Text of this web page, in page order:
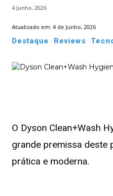
4 Junho, 2026
Atualizado em: 4 de Junho, 2026
Destaque Reviews
O Dyson Clean+Wash
grande premissa deste
prática e moderna.